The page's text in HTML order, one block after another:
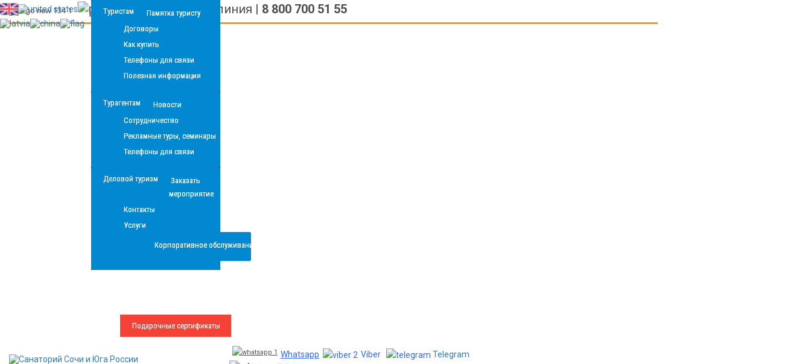
Бесплатная линия | 8 800 700 51 55
Туристам
Памятка туристу
Договоры
Как купить
Телефоны для связи
Полезная информация
Турагентам
Новости
Сотрудничество
Рекламные туры, семинары
Телефоны для связи
Деловой туризм
Заказать
мероприятие
Контакты
Услуги
Корпоративное обслуживание
Подарочные сертификаты
Whatsapp Viber Telegram